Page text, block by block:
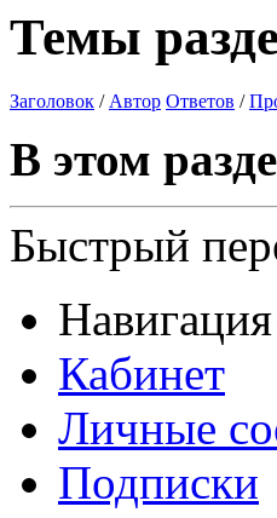
Темы
Заголовок / Автор Ответов /
В этом
Быстрый
Навигация
Кабинет
Личные
Подписки